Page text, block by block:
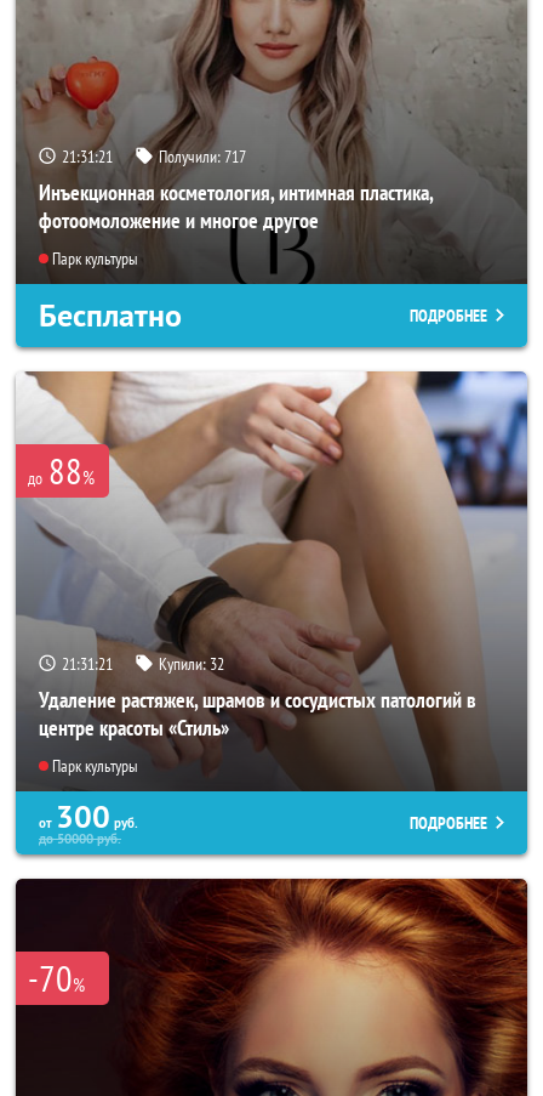
21:31:20 Получили:717
Инъекционная косметология, интимная пластика,
фотоомоложение и многое другое
Парк культуры
Бесплатно ПОДРОБНЕЕ
до 88%
21:31:20 Купили: 32
Удаление растяжек, шрамов и сосудистых патологий в
центре красоты «Стиль»
Парк культуры
от 300 руб.
до50000руб.
ПОДРОБНЕЕ
-70%